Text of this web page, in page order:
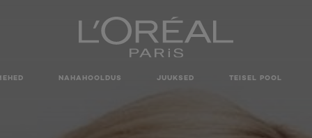
NAHAHOOLDUS JUUKSED TEISEL POOL